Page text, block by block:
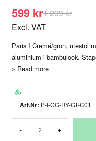
1 299 kr
599 kr
Excl. VAT
Paris I Cremé/grön, utestol
aluminium i bambulook.
Read more
P-I-CG-RY-GT-C01
- +